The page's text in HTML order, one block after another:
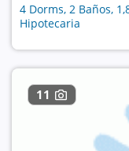
4 Dorms, 2 Baños,
Hipotecaria
11